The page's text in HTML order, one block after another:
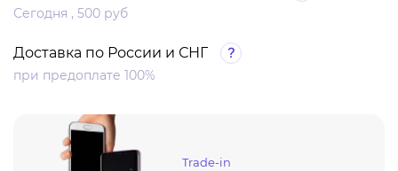
Сегодня , 500 руб
Доставка по России и СНГ
при предоплате 100%
Trade-in